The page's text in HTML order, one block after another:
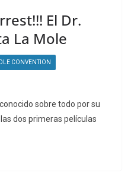
El Dr.
La Mole
CONVENTION
sobre todo por su
dos primeras películas